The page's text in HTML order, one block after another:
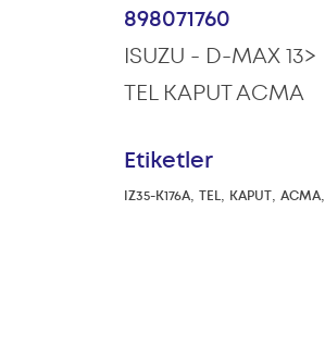
898071760
ISUZU - D-MAX 13>
TEL KAPUT ACMA
Etiketler
IZ35-K176A, TEL, KAPUT, ACMA,